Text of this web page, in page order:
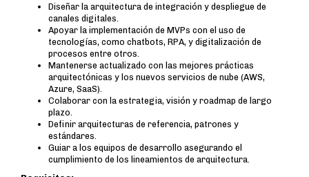
Diseñar la arquitectura de integración y despliegue de
canales digitales.
Apoyar la implementación de MVPs con el uso de
tecnologías, como chatbots, RPA, y digitalización de
procesos entre otros.
Mantenerse actualizado con las mejores prácticas
arquitectónicas y los nuevos servicios de nube (AWS,
Azure, SaaS).
Colaborar con la estrategia, visión y roadmap de largo
plazo.
Definir arquitecturas de referencia, patrones y
estándares.
Guiar a los equipos de desarrollo asegurando el
cumplimiento de los lineamientos de arquitectura.